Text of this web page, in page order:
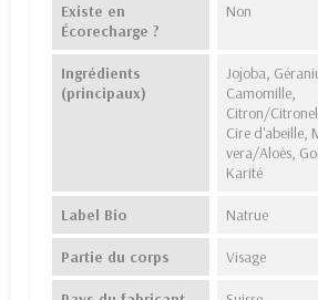
Existe en
Écorecharge ?
Non
Ingrédients
(principaux)
Jojoba,
Camomille,
Citron/
Cire d'abeille,
vera/Aloès,
Karité
Label Bio Natrue
Partie du corps Visage